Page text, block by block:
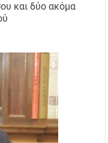
και δύο ακόμα